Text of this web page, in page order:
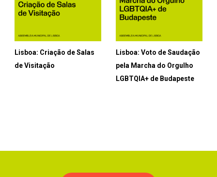
Lisboa: Criação de Salas
de Visitação
Lisboa: Voto de Saudação
pela Marcha do Orgulho
LGBTQIA+ de Budapeste